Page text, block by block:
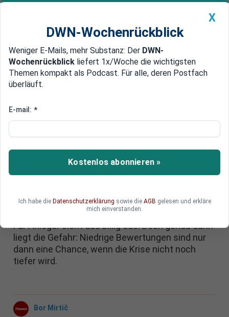
Newsticker MEIN DWN: Geldanlage Premium
Edelmetalle DWN-Magazin China
Auto-Aktien: Warum Europas
Ramschpreise haben
Europas Autobauer galten lange als industrielle
Machtzentren. Jetzt stürzen ihre Aktien auf
schrumpfen und selbst Traditionskonzerne wie
Volkswagen und Mercedes müssen hart sparen.
Für Anleger sieht das billig aus. Doch genau darin
liegt die Gefahr: Niedrige Bewertungen sind nur
dann eine Chance, wenn die Krise nicht noch
tiefer wird.
Bor Mirtič
X
DWN-Wochenrückblick
Weniger E-Mails, mehr Substanz: Der DWN-
Wochenrückblick liefert 1x/Woche die wichtigsten
Themen kompakt als Podcast. Für alle, deren Postfach
überläuft.
E-mail: *
Kostenlos abonnieren »
Ich habe die Datenschutzerklärung sowie die AGB gelesen und erkläre
mich einverstanden.